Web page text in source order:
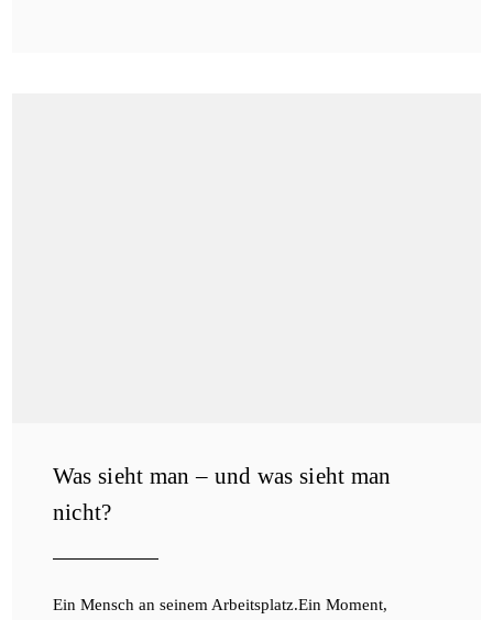
Was sieht man – und was sieht man
nicht?
Ein Mensch an seinem Arbeitsplatz.Ein Moment,